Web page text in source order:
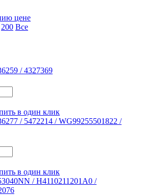
цене
200 Все
/ 4327369
в один клик
/ 5472214 / WG99255501822 /
в один клик
/ H4110211201A0 /